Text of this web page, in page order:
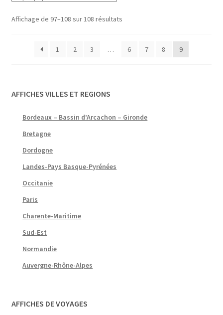
Affichage de 97–108 sur 108 résultatsTrié
1
2 3 … 6 7 8 9
AFFICHES VILLES ET REGIONS
Bordeaux – Bassin d’Arcachon – Gironde
Bretagne
Dordogne
Landes-Pays Basque-Pyrénées
Occitanie
Paris
Charente-Maritime
Sud-Est
Normandie
Auvergne-Rhône-Alpes
AFFICHES DE VOYAGES